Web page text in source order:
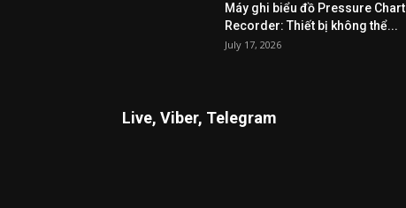
Máy ghi biểu đồ Pressure Chart
Recorder: Thiết bị không thể...
July 17, 2026
Live, Viber, Telegram